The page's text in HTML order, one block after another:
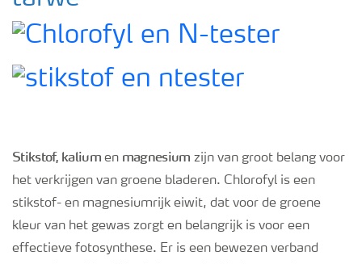
Webinars
Stikstof, kaliumen magnesium zijn van groot belang voor
het verkrijgen van groene bladeren. Chlorofyl is een
stikstof- en magnesiumrijk eiwit, dat voor de groene
kleur van het gewas zorgt en belangrijk is voor een
effectieve fotosynthese. Er is een bewezen verband